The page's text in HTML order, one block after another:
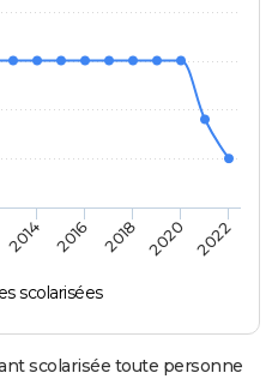
scolarisées
2014 2016 2018 2020 2022
scolarisée toute personne